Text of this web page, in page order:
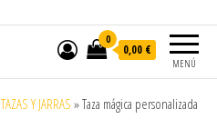
MENÚ
0
0,00 €
TAZAS Y JARRAS »Taza mágica personalizada